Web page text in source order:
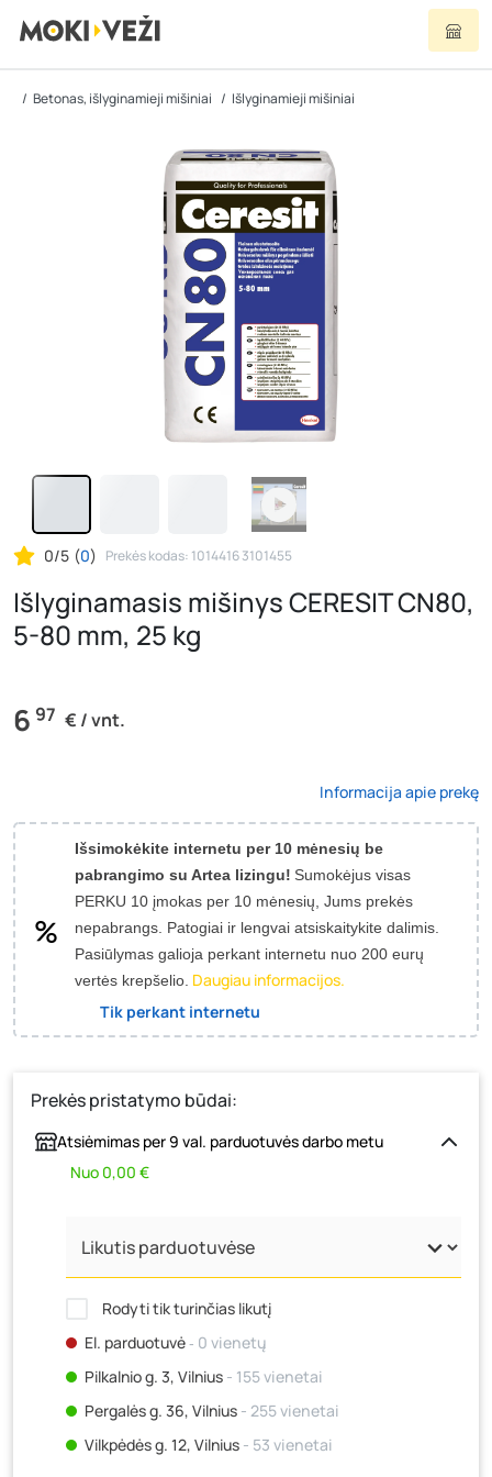
Betonas, išlyginamieji mišiniai Išlyginamieji mišiniai
0/5 (0) Prekės kodas: 1014416 3101455
Išlyginamasis mišinys CERESIT CN80,
5-80 mm, 25 kg
6 97 € / vnt.
Informacija apie prekę
Išsimokėkite internetu per 10 mėnesių be
pabrangimo su Artea lizingu! Sumokėjus visas
PERKU 10 įmokas per 10 mėnesių, Jums prekės
nepabrangs. Patogiai ir lengvai atsiskaitykite dalimis.
Pasiūlymas galioja perkant internetu nuo 200 eurų
vertės krepšelio. Daugiau informacijos.
Tik perkant internetu
Prekės pristatymo būdai:
Atsiėmimas per 9 val. parduotuvės darbo metu
Nuo 0,00 €
Rodyti tik turinčias likutį
El. parduotuvė‐ 0 vienetų
Pilkalnio g. 3, Vilnius - 155 vienetai
Pergalės g. 36, Vilnius - 255 vienetai
Vilkpėdės g. 12, Vilnius - 53 vienetai